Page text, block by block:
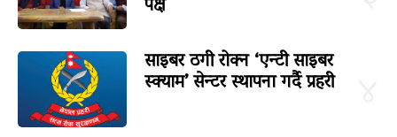
साइबर ठगी रोक्न ‘एन्टी साइबर
स्क्याम’ सेन्टर स्थापना गर्दै प्रहरी